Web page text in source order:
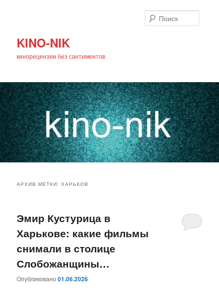
KINO-NIK
кинорецензии без сантиментов
основному
содержимому
дополнительному
содержимому
АРХИВ МЕТКИ:ХАРЬКОВ
Эмир Кустурица в
Харькове: какие фильмы
снимали в столице
Слобожанщины…
Опубликовано01.06.2026